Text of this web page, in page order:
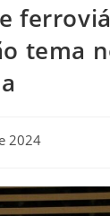
tema
2024